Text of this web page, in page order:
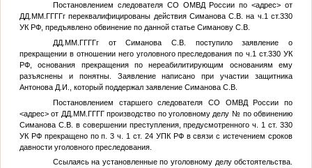
Постановлением следователя СО ОМВД России по<адрес> от
ДД.ММ.ГГГГг переквалифицированы действия Симанова С.В. на ч.1 ст.330
УК РФ, предъявлено обвинение по данной статье Симанову С.В.
ДД.ММ.ГГГГг от Симанова С.В. поступило заявление о
прекращении в отношении него уголовного преследования по ч.1 ст.330 УК
РФ, основания прекращения по нереабилитирующим основаниям ему
разъяснены и понятны. Заявление написано при участии защитника
Антонова Д.И., который поддержал заявление Симанова С.В.
Постановлением старшего следователя СО ОМВД России по
<адрес>от ДД.ММ.ГГГГпроизводство по уголовному делу № по обвинению
Симанова С.В. в совершении преступления, предусмотренного ч. 1 ст. 330
УК РФ прекращено по п. 3 ч. 1 ст. 24 УПК РФ в связи с истечением сроков
давности уголовного преследования.
Ссылаясь на установленные по уголовному делу обстоятельства.